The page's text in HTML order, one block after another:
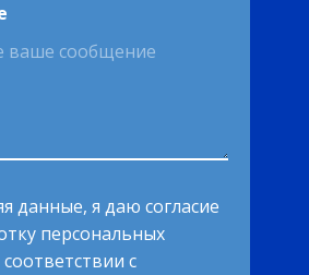
данные, я даю согласие
персональных
с